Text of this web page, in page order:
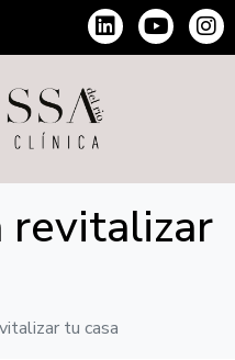
revitalizar
tu casa